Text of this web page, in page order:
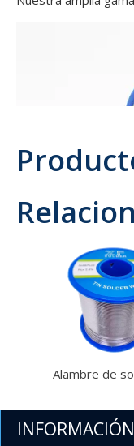
Bienvenido a XF
INFORMACIÓN